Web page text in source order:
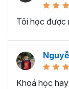
Tôi học được
Khoá học